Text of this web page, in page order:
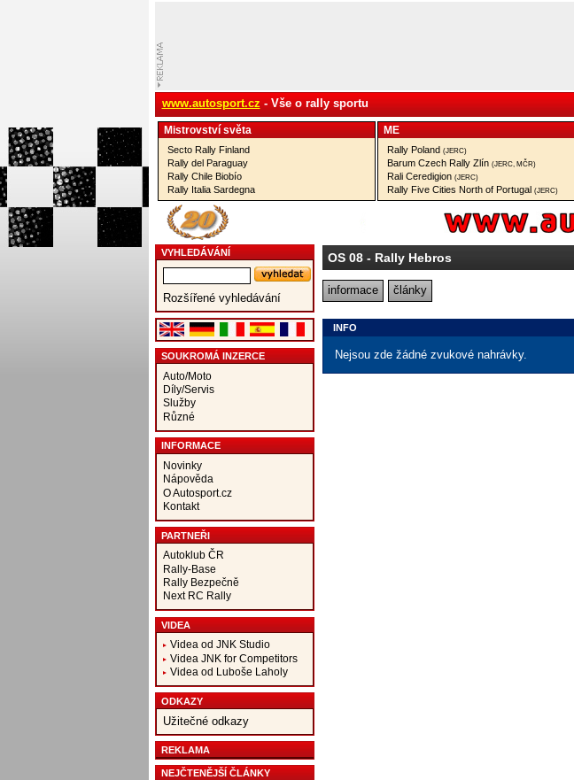
www.autosport.cz - Vše o rally sportu
Mistrovství­ světa
Secto Rally Finland
Rally del Paraguay
Rally Chile Biobío
Rally Italia Sardegna
ME
Rally Poland (JERC)
Barum Czech Rally Zlín (JERC, MČR)
Rali Ceredigion (JERC)
Rally Five Cities North of Portugal (JERC)
VYHLEDÁVÁNÍ
Rozšířené vyhledávání
SOUKROMÁ INZERCE
Auto/Moto
Díly/Servis
Služby
Různé
INFORMACE
Novinky
Nápověda
O Autosport.cz
Kontakt
PARTNEŘI
Autoklub ČR
Rally-Base
Rally Bezpečně
Next RC Rally
VIDEA
Videa od JNK Studio
Videa JNK for Competitors
Videa od Luboše Laholy
ODKAZY
Užitečné odkazy
REKLAMA
NEJČTENĚJŠÍ ČLÁNKY
OS 08- Rally Hebros
informace články
INFO
Nejsou zde žádné zvukové nahrávky.